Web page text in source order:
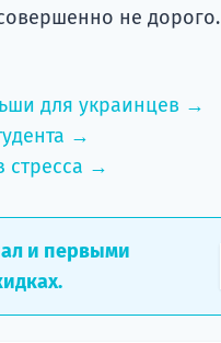
не дорого.
для украинцев →
→
стресса →
и первыми